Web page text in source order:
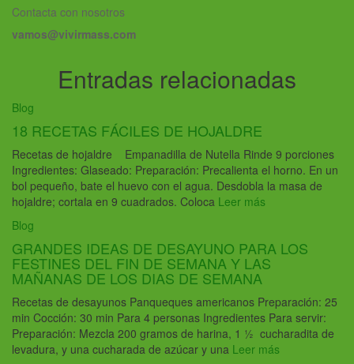
Contacta con nosotros
vamos@vivirmass.com
Entradas relacionadas
Blog
18 RECETAS FÁCILES DE HOJALDRE
Recetas de hojaldre Empanadilla de Nutella Rinde 9 porciones
Ingredientes: Glaseado: Preparación: Precalienta el horno. En un
bol pequeño, bate el huevo con el agua. Desdobla la masa de
hojaldre; cortala en 9 cuadrados. Coloca Leer más
Blog
GRANDES IDEAS DE DESAYUNO PARA LOS
FESTINES DEL FIN DE SEMANA Y LAS
MAÑANAS DE LOS DIAS DE SEMANA
Recetas de desayunos Panqueques americanos Preparación: 25
min Cocción: 30 min Para 4 personas Ingredientes Para servir:
Preparación: Mezcla 200 gramos de harina, 1 ½ cucharadita de
levadura, y una cucharada de azúcar y una Leer más